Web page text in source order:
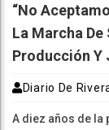
“No
La Marcha
Producción Y
Diario De
A diez años de